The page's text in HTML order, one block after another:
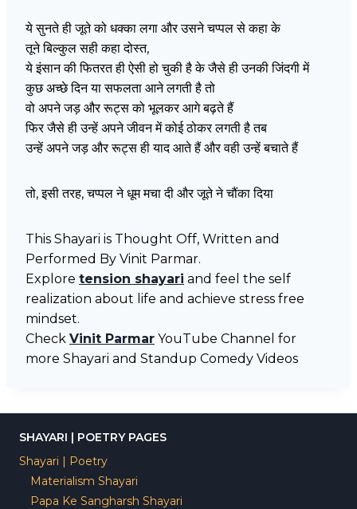
ये सुनते ही जूते को धक्का लगा और उसने चप्पल से कहा के
तूने बिल्कुल सही कहा दोस्त,
ये इंसान की फितरत ही ऐसी हो चुकी है के जैसे ही उनकी जिंदगी में
कुछ अच्छे दिन या सफलता आने लगती है तो
वो अपने जड़ और रूट्स को भूलकर आगे बढ़ते हैं
फिर जैसे ही उन्हें अपने जीवन में कोई ठोकर लगती है तब
उन्हें अपने जड़ और रूट्स ही याद आते हैं और वही उन्हें बचाते हैं
तो, इसी तरह, चप्पल ने धूम मचा दी और जूते ने चौंका दिया
This Shayari is Thought Off, Written and
Performed By Vinit Parmar.
Explore tension shayari and feel the self
realization about life and achieve stress free
mindset.
Check Vinit Parmar YouTube Channel for
more Shayari and Standup Comedy Videos
SHAYARI | POETRY PAGES
Shayari | Poetry
Materialism Shayari
Papa Ke Sangharsh Shayari